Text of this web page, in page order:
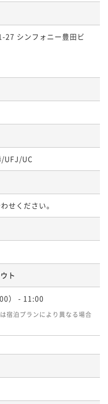
プレミアステイを愉
¥ 29,070 ~
27 シンフォニー豊田ビ
UFJ/UC
せください。
ト
） - 11:00
宿泊プランにより異なる場合